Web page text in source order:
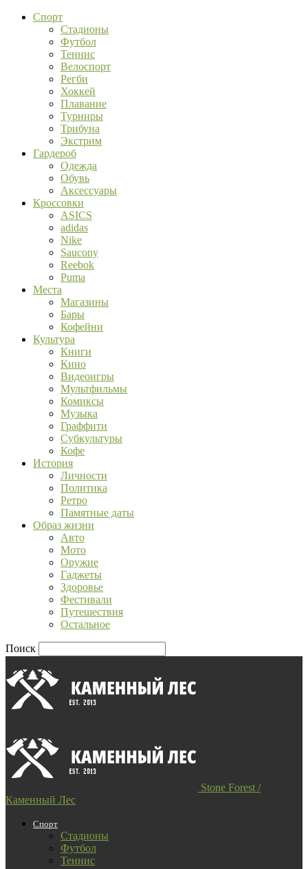
Спорт
Стадионы
Футбол
Теннис
Велоспорт
Регби
Хоккей
Плавание
Турниры
Трибуна
Экстрим
Гардероб
Одежда
Обувь
Аксессуары
Кроссовки
ASICS
adidas
Nike
Saucony
Reebok
Puma
Места
Магазины
Бары
Кофейни
Культура
Книги
Кино
Видеоигры
Мультфильмы
Комиксы
Музыка
Граффити
Субкультуры
Кофе
История
Личности
Политика
Ретро
Памятные даты
Образ жизни
Авто
Мото
Оружие
Гаджеты
Здоровье
Фестивали
Путешествия
Остальное
Поиск
Stone Forest /
Каменный Лес
Спорт
Стадионы
Футбол
Теннис